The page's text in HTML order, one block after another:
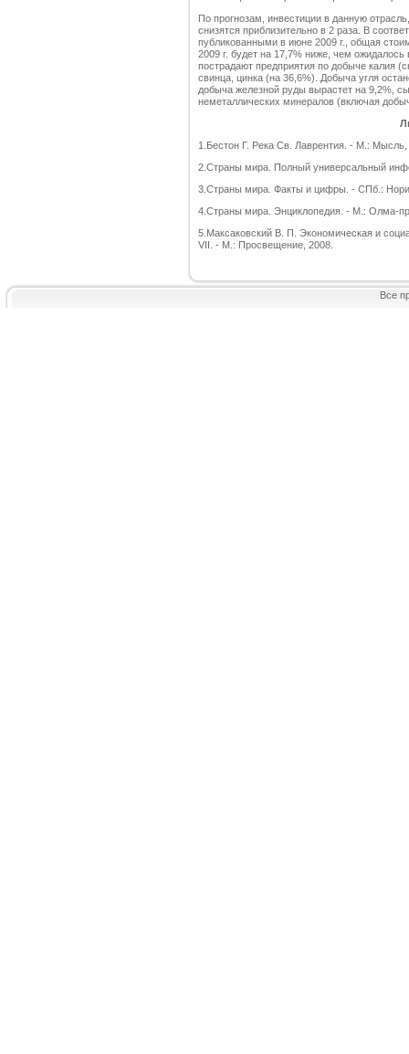
По прогнозам, инвестиции в данную
снизятся приблизительно в 2 раза. В
публикованными в июне 2009 г., общая
2009 г. будет на 17,7% ниже, чем
пострадают предприятия по добыче калия
свинца, цинка (на 36,6%). Добыча угля
добыча железной руды вырастет на 9,2%,
неметаллических минералов (включая
1.Бестон Г. Река Св. Лаврентия. - М.: Мысль,
2.Страны мира. Полный универсальный
3.Страны мира. Факты и цифры. - СПб.:
4.Страны мира. Энциклопедия. - М.: Олма-
5.Максаковский В. П. Экономическая и
VII. - М.: Просвещение, 2008.
Все